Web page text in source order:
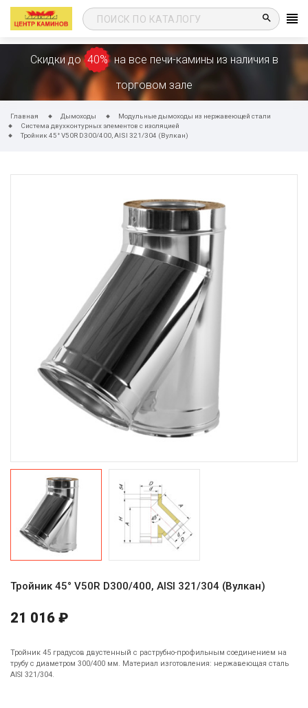
search
Скидки до 40% на все печи-камины из наличия в
торговом зале
Главная Дымоходы
Модульные дымоходы из нержавеющей стали
Система двухконтурных элементов с изоляцией
Тройник 45° V50R D300/400, AISI 321/304 (Вулкан)
Тройник 45° V50R D300/400, AISI 321/304 (Вулкан)
21 016 ₽
Тройник 45 градусов двустенный с раструбно-профильным соединением на
трубу с диаметром 300/400 мм. Материал изготовления: нержавеющая сталь
AISI 321/304.